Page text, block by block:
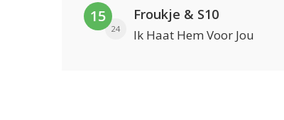
15
24
Froukje & S10
Ik Haat Hem Voor Jou